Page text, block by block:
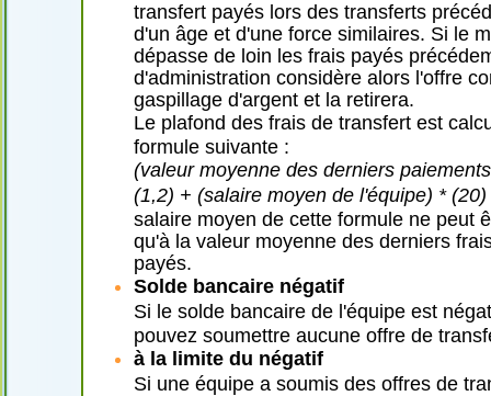
transfert payés lors des transferts
d'un âge et d'une force similaires. Si le
dépasse de loin les frais payés
d'administration considère alors l'offre
gaspillage d'argent et la retirera.
Le plafond des frais de transfert est
formule suivante :
(valeur moyenne des derniers
(1,2) + (salaire moyen de l'équipe) * (20)
salaire moyen de cette formule ne peut
qu'à la valeur moyenne des derniers
payés.
Solde bancaire négatif
Si le solde bancaire de l'équipe est
pouvez soumettre aucune offre de
à la limite du négatif
Si une équipe a soumis des offres de